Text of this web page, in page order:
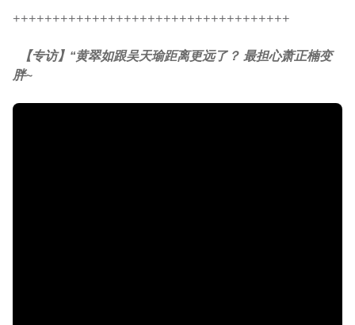
+++++++++++++++++++++++++++++++++++
【专访】“黄翠如跟吴天瑜距离更远了？ 最担心萧正楠变
胖~